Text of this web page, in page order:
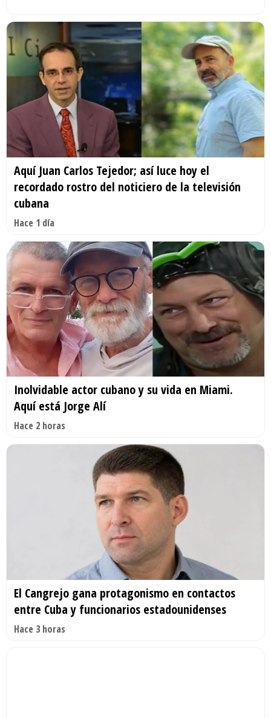
Aquí Juan Carlos Tejedor; así luce hoy el
recordado rostro del noticiero de la televisión
cubana
Hace 1 día
Inolvidable actor cubano y su vida en Miami.
Aquí está Jorge Alí
Hace 2 horas
El Cangrejo gana protagonismo en contactos
entre Cuba y funcionarios estadounidenses
Hace 3 horas